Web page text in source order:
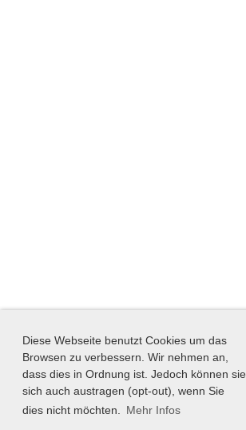
Diese Webseite benutzt Cookies um das
Browsen zu verbessern. Wir nehmen an,
dass dies in Ordnung ist. Jedoch können sie
sich auch austragen (opt-out), wenn Sie
dies nicht möchten.
Mehr Infos